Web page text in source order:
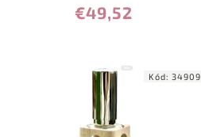
€49,52
Kód:34909